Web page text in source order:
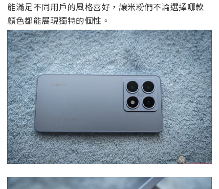
能滿足不同用戶的風格喜好，讓米粉們不論選擇哪款
顏色都能展現獨特的個性。